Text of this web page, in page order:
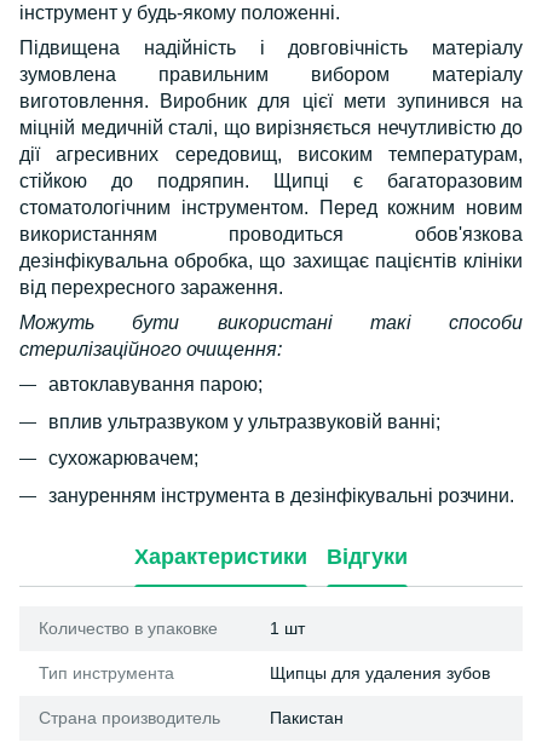
інструмент у будь-якому положенні.
Підвищена надійність і довговічність матеріалу
зумовлена правильним вибором матеріалу
виготовлення. Виробник для цієї мети зупинився на
міцній медичній сталі, що вирізняється нечутливістю до
дії агресивних середовищ, високим температурам,
стійкою до подряпин. Щипці є багаторазовим
стоматологічним інструментом. Перед кожним новим
використанням проводиться обов'язкова
дезінфікувальна обробка, що захищає пацієнтів клініки
від перехресного зараження.
Можуть бути використані такі способи
стерилізаційного очищення:
автоклавування парою;
вплив ультразвуком у ультразвуковій ванні;
сухожарювачем;
зануренням інструмента в дезінфікувальні розчини.
Характеристики Відгуки
Количество в упаковке 1 шт
Тип инструмента Щипцы для удаления зубов
Страна производитель Пакистан